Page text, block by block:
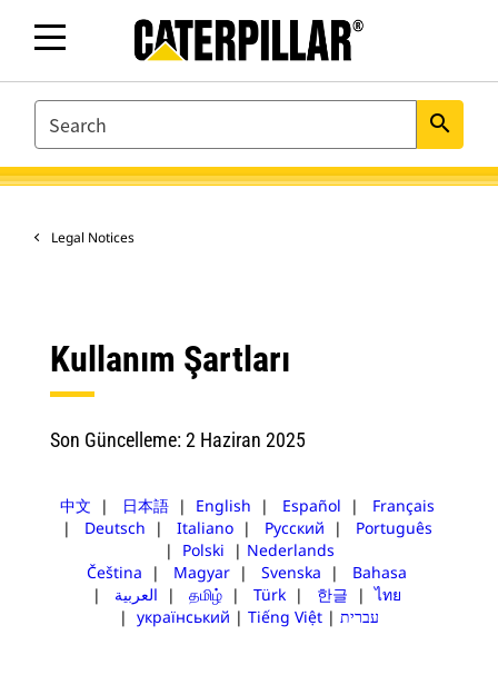
SEARCH search
Legal Notices
Kullanım Şartları
Son Güncelleme: 2 Haziran 2025
中文 | 日本語| English | Español | Français
| Deutsch | Italiano| Русский | Português
| Polski | Nederlands
Čeština | Magyar | Svenska | Bahasa
| العربية | தமிழ் | Türk | 한글 |ไทย
| український | Tiếng Việt | עברית